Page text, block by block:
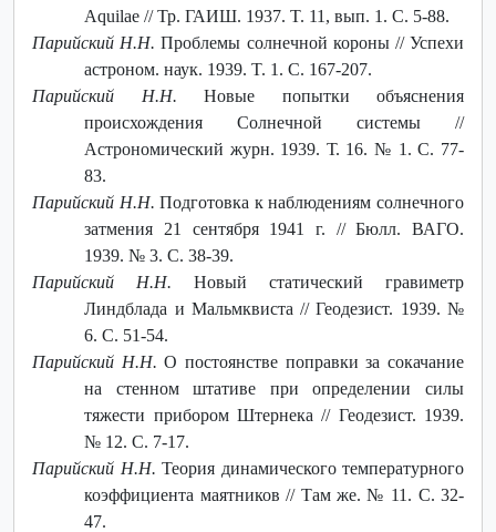
Aquilae // Тр. ГАИШ. 1937. T. 11, вып. 1. С. 5-88.
Парийский Н.Н.Проблемы солнечной короны // Успехи
астроном. наук. 1939. T. 1. С. 167-207.
Парийский Н.Н. Новые попытки объяснения
происхождения Солнечной системы //
Астрономический журн. 1939. Т. 16. № 1. С. 77-
83.
Парийский Н.Н.Подготовка к наблюдениям солнечного
затмения 21 сентября 1941 г. // Бюлл. ВАГО.
1939. № 3. С. 38-39.
Парийский Н.Н. Новый статический гравиметр
Линдблада и Мальмквиста // Геодезист. 1939. №
6. С. 51-54.
Парийский Н.Н.О постоянстве поправки за сокачание
на стенном штативе при определении силы
тяжести прибором Штернека // Геодезист. 1939.
№ 12. С. 7-17.
Парийский Н.Н. Теория динамического температурного
коэффициента маятников // Там же. № 11. С. 32-
47.